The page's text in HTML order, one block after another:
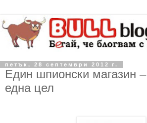
петък, 28 септември 2012 г.
Един шпионски магазин
една цел